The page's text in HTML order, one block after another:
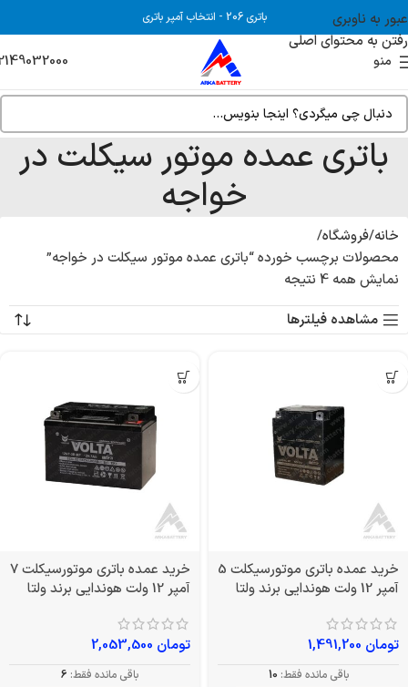
عبور به ناوبری
رفتن به محتوای اصلی
باتری 206 - انتخاب آمپر باتری
منو
باتری عمده موتور سیکلت در
خواجه
خانه فروشگاه
محصولات برچسب خورده “باتری عمده موتور سیکلت در خواجه”
نمایش همه 4 نتیجه
مشاهده فیلترها
خرید عمده باتری موتورسیکلت 5
آمپر 12 ولت هوندایی برند ولتا
تومان
باقی مانده فقط: 10
خرید عمده باتری موتورسیکلت 7
آمپر 12 ولت هوندایی برند ولتا
تومان
باقی مانده فقط: 6